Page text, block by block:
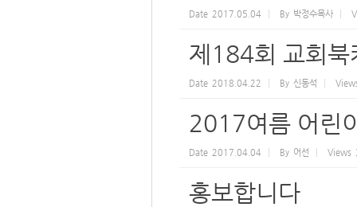
Date 2017.05.04 By 박정수목사
제184회 교회북
Date 2018.04.22 By 신동석
2017여름 어린
Date 2017.04.04 By 어선 Views
홍보합니다